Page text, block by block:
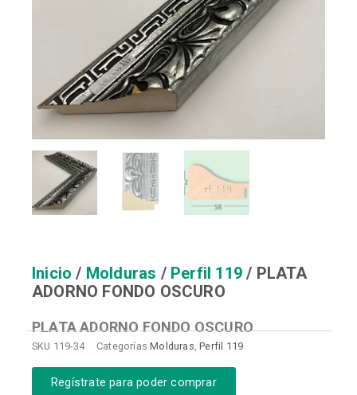
Inicio / Molduras / Perfil 119 / PLATA
ADORNO FONDO OSCURO
PLATA ADORNO FONDO OSCURO
SKU 119-34 Categorías Molduras ,Perfil 119
Regístrate para poder comprar